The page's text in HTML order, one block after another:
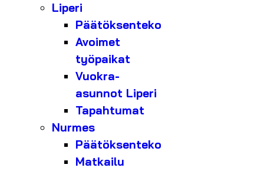
Liperi
Päätöksenteko
Avoimet
työpaikat
Vuokra-
asunnot Liperi
Tapahtumat
Nurmes
Päätöksenteko
Matkailu